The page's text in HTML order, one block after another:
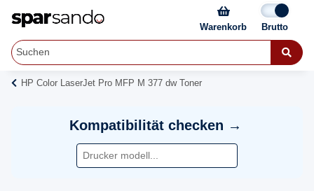
Warenkorb
HP Color LaserJet Pro MFP M 377 dw Toner
Kompatibilität checken →